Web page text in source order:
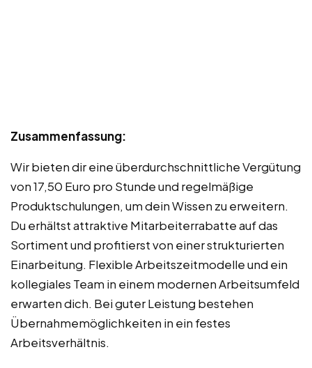
Zusammenfassung:
Wir bieten dir eine überdurchschnittliche Vergütung
von 17,50 Euro pro Stunde und regelmäßige
Produktschulungen, um dein Wissen zu erweitern.
Du erhältst attraktive Mitarbeiterrabatte auf das
Sortiment und profitierst von einer strukturierten
Einarbeitung. Flexible Arbeitszeitmodelle und ein
kollegiales Team in einem modernen Arbeitsumfeld
erwarten dich. Bei guter Leistung bestehen
Übernahmemöglichkeiten in ein festes
Arbeitsverhältnis.